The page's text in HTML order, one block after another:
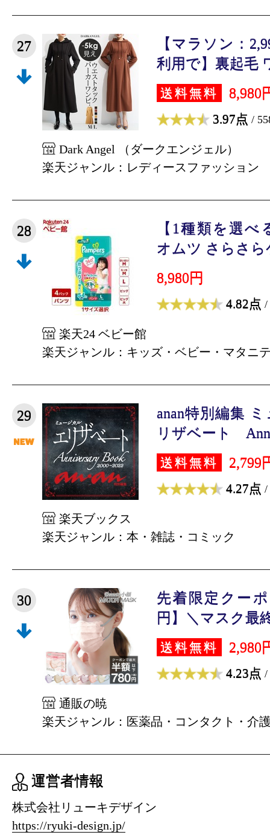
27
【マラソン：
利用で】裏起毛
送料無料 8,980
3.97点 /
Dark Angel （ダークエンジェル）
楽天ジャンル：レディースファッション
28
【1種類を選
オムツ さらさら
8,980円
4.82点 /
楽天24 ベビー館
楽天ジャンル：キッズ・ベビー・マタニ
29
anan特別編集
リザベート
送料無料 2,799
4.27点 /
楽天ブックス
楽天ジャンル：本・雑誌・コミック
30
先着限定クー
円】＼マスク最
送料無料 2,980
4.23点 /
通販の暁
楽天ジャンル：医薬品・コンタクト・介
運営者情報
株式会社リューキデザイン
https://ryuki-design.jp/